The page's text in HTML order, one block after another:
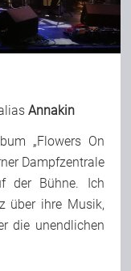
Annakin
„Flowers On
Dampfzentrale
der Bühne. Ich
über ihre Musik,
die unendlichen